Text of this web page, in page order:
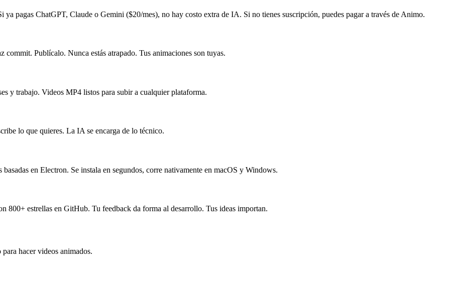
pagas ChatGPT, Claude o Gemini ($20/mes), no hay costo extra de IA. Si no tienes suscripción, puedes pagar a través de Animo.
Publícalo. Nunca estás atrapado. Tus animaciones son tuyas.
y trabajo. Videos MP4 listos para subir a cualquier plataforma.
lo que quieres. La IA se encarga de lo técnico.
en Electron. Se instala en segundos, corre nativamente en macOS y Windows.
800+ estrellas en GitHub. Tu feedback da forma al desarrollo. Tus ideas importan.
hacer videos animados.